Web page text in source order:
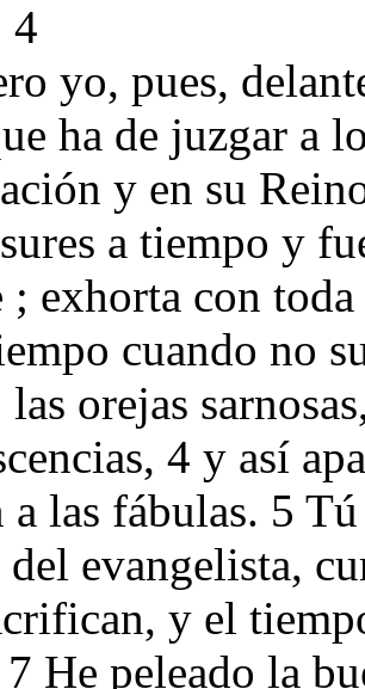
4
yo, pues,
ha de juzgar a
y en su
a tiempo y
; exhorta con
cuando no
orejas
4 y así
las fábulas. 5
del evangelista,
y el
He peleado la